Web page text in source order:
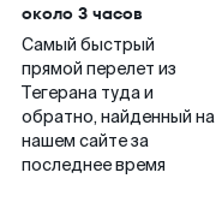
около 3 часов
Самый быстрый
прямой перелет из
Тегерана туда и
обратно, найденный на
нашем сайте за
последнее время